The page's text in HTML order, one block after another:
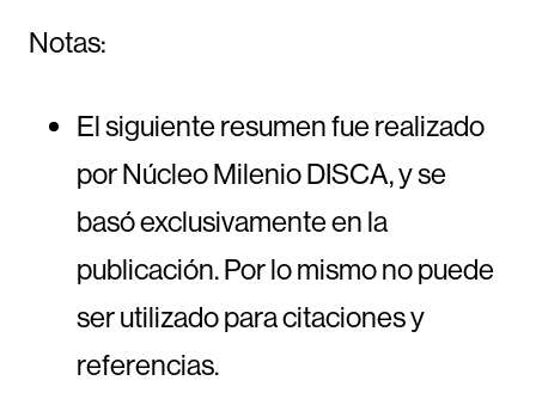
Notas:
El siguiente resumen fue realizado
por Núcleo Milenio DISCA, y se
basó exclusivamente en la
publicación. Por lo mismo no puede
ser utilizado para citaciones y
referencias.